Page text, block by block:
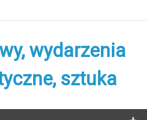
wydarzenia
sztuka